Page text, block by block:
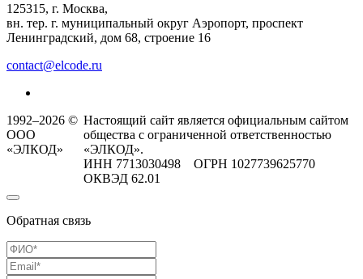
125315, г. Москва,
вн. тер. г. муниципальный округ Аэропорт, проспект
Ленинградский, дом 68, строение 16
contact@elcode.ru
1992–2026 ©
ООО
«ЭЛКОД»
Настоящий сайт является официальным сайтом
общества с ограниченной ответственностью
«ЭЛКОД».
ИНН 7713030498 ОГРН 1027739625770
ОКВЭД 62.01
Обратная связь